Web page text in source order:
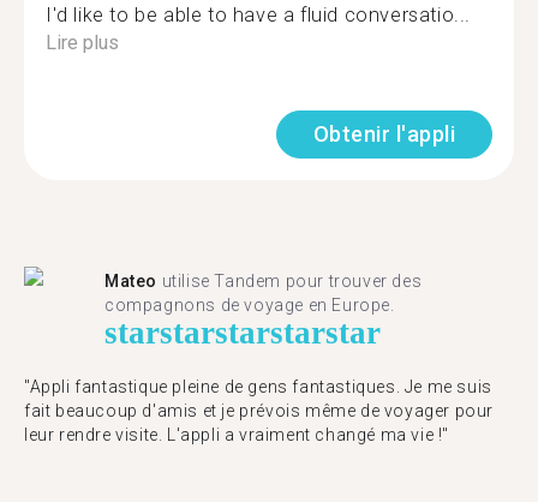
I'd like to be able to have a fluid conversatio...
Lire plus
Obtenir l'appli
Mateo utilise Tandem pour trouver des
compagnons de voyage en Europe.
starstarstarstarstar
"Appli fantastique pleine de gens fantastiques. Je me suis
fait beaucoup d'amis et je prévois même de voyager pour
leur rendre visite. L'appli a vraiment changé ma vie !"